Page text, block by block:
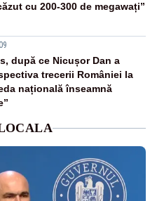
cu 200-300 de megawați”
după ce Nicușor Dan a
trecerii României la
națională înseamnă